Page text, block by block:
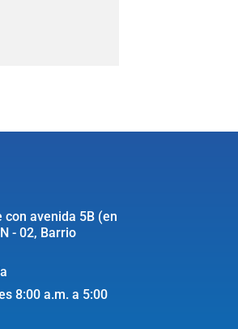
con avenida 5B (en
- 02, Barrio
8:00 a.m. a 5:00